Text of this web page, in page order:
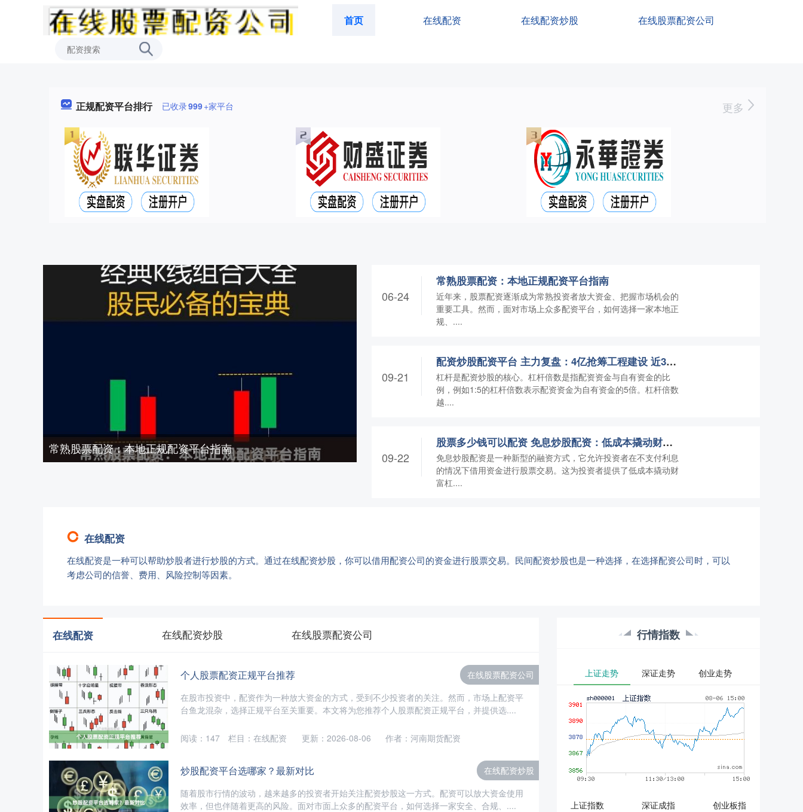
首页 在线配资 在线配资炒股 在线股票配资公司
正规配资平台排行 已收录999+家平台 更多
常熟股票配资：本地正规配资平台指南
常熟股票配资：本地正规配资平台指南
近年来，股票配资逐渐成为常熟投资者放大资金、把握市场机会的
重要工具。然而，面对市场上众多配资平台，如何选择一家本地正
规、....
06-24
配资炒股配资平台 主力复盘：4亿抢筹工程建设 近3亿封板高新发展
杠杆是配资炒股的核心。杠杆倍数是指配资资金与自有资金的比
例，例如1:5的杠杆倍数表示配资资金为自有资金的5倍。杠杆倍数
越....
09-21
股票多少钱可以配资 免息炒股配资：低成本撬动财富杠杆
免息炒股配资是一种新型的融资方式，它允许投资者在不支付利息
的情况下借用资金进行股票交易。这为投资者提供了低成本撬动财
富杠....
09-22
在线配资
在线配资是一种可以帮助炒股者进行炒股的方式。通过在线配资炒股，你可以借用配资公司的资金进行股票交易。民间配资炒股也是一种选择，在选择配资公司时，可以
考虑公司的信誉、费用、风险控制等因素。
在线配资 在线配资炒股 在线股票配资公司
个人股票配资正规平台推荐
在股市投资中，配资作为一种放大资金的方式，受到不少投资者的关注。然而，市场上配资平
台鱼龙混杂，选择正规平台至关重要。本文将为您推荐个人股票配资正规平台，并提供选....
在线股票配资公司
更新：2026-08-06 作者：河南期货配资
阅读： 147 栏目： 在线配资
炒股配资平台选哪家？最新对比
随着股市行情的波动，越来越多的投资者开始关注配资炒股这一方式。配资可以放大资金使用
效率，但也伴随着更高的风险。面对市面上众多的配资平台，如何选择一家安全、合规、....
在线配资炒股
行情指数
上证走势 深证走势 创业走势
上证指数
深证成指
创业板指